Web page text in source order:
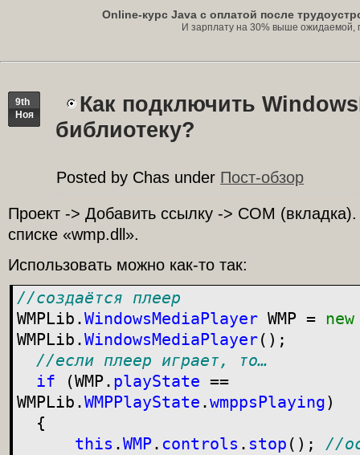
Online-курс Java с оплатой после
И зарплату на 30% выше ожидаемой,
9th
Ноя
Как подключить
библиотеку?
Posted by Chas under Пост-обзор
Проект -> Добавить ссылку -> COM
списке «wmp.dll».
Использовать можно как-то так:
//создаётся плеер
WMPLib.WindowsMediaPlayer WMP = new
WMPLib.WindowsMediaPlayer( ) ;
//если плеер играет, то…
if
(WMP. playState ==
WMPLib.WMPPlayState .wmppsPlaying)
{
this .WMP. controls . stop ( ) ; //